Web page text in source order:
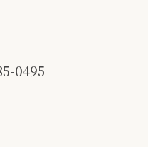
0495